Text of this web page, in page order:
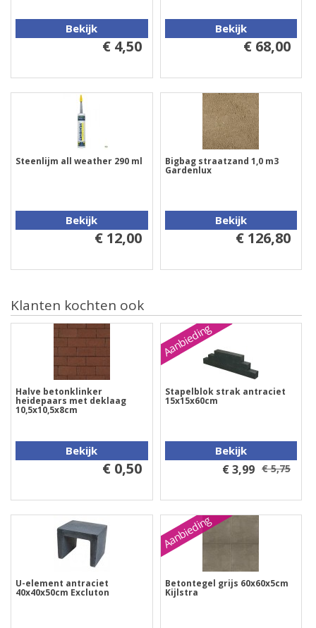
Bekijk
€ 4,50
Bekijk
€ 68,00
Steenlijm all weather 290 ml
Bekijk
€ 12,00
Bigbag straatzand 1,0 m3
Gardenlux
Bekijk
€ 126,80
Klanten kochten ook
Halve betonklinker
heidepaars met deklaag
10,5x10,5x8cm
Bekijk
€ 0,50
Aanbieding
Stapelblok strak antraciet
15x15x60cm
Bekijk
€ 3,99 € 5,75
U-element antraciet
40x40x50cm Excluton
Aanbieding
Betontegel grijs 60x60x5cm
Kijlstra